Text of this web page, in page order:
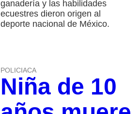
ganadería y las habilidades
ecuestres dieron origen al
deporte nacional de México.
POLICIACA
Niña de 10